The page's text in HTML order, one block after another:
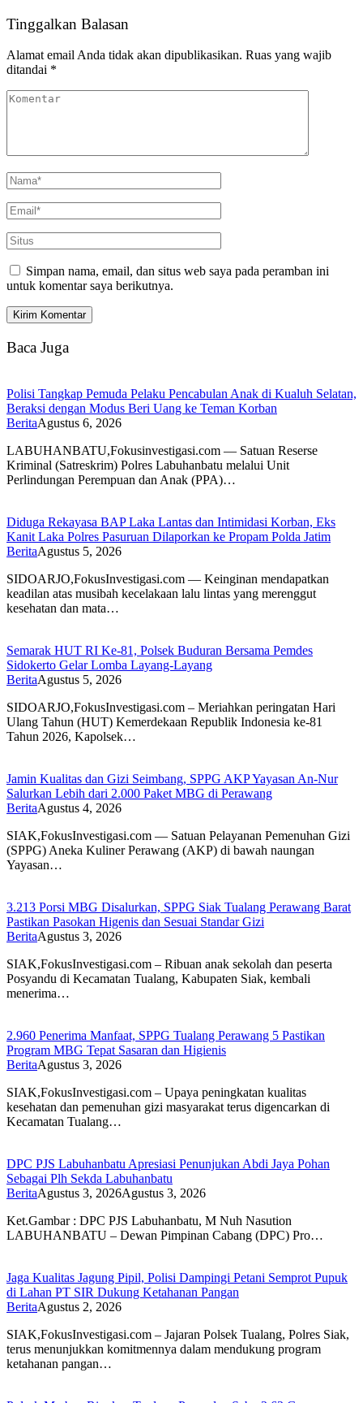
Tinggalkan Balasan
Alamat email Anda tidak akan dipublikasikan. Ruas yang wajib
ditandai *
Simpan nama, email, dan situs web saya pada peramban ini
untuk komentar saya berikutnya.
Baca Juga
Polisi Tangkap Pemuda Pelaku Pencabulan Anak di Kualuh Selatan,
Beraksi dengan Modus Beri Uang ke Teman Korban
BeritaAgustus 6, 2026
LABUHANBATU,Fokusinvestigasi.com — Satuan Reserse
Kriminal (Satreskrim) Polres Labuhanbatu melalui Unit
Perlindungan Perempuan dan Anak (PPA)…
Diduga Rekayasa BAP Laka Lantas dan Intimidasi Korban, Eks
Kanit Laka Polres Pasuruan Dilaporkan ke Propam Polda Jatim
BeritaAgustus 5, 2026
SIDOARJO,FokusInvestigasi.com — Keinginan mendapatkan
keadilan atas musibah kecelakaan lalu lintas yang merenggut
kesehatan dan mata…
Semarak HUT RI Ke-81, Polsek Buduran Bersama Pemdes
Sidokerto Gelar Lomba Layang-Layang
BeritaAgustus 5, 2026
SIDOARJO,FokusInvestigasi.com – Meriahkan peringatan Hari
Ulang Tahun (HUT) Kemerdekaan Republik Indonesia ke-81
Tahun 2026, Kapolsek…
Jamin Kualitas dan Gizi Seimbang, SPPG AKP Yayasan An-Nur
Salurkan Lebih dari 2.000 Paket MBG di Perawang
BeritaAgustus 4, 2026
SIAK,FokusInvestigasi.com — Satuan Pelayanan Pemenuhan Gizi
(SPPG) Aneka Kuliner Perawang (AKP) di bawah naungan
Yayasan…
3.213 Porsi MBG Disalurkan, SPPG Siak Tualang Perawang Barat
Pastikan Pasokan Higenis dan Sesuai Standar Gizi
BeritaAgustus 3, 2026
SIAK,FokusInvestigasi.com – Ribuan anak sekolah dan peserta
Posyandu di Kecamatan Tualang, Kabupaten Siak, kembali
menerima…
2.960 Penerima Manfaat, SPPG Tualang Perawang 5 Pastikan
Program MBG Tepat Sasaran dan Higienis
BeritaAgustus 3, 2026
SIAK,FokusInvestigasi.com – Upaya peningkatan kualitas
kesehatan dan pemenuhan gizi masyarakat terus digencarkan di
Kecamatan Tualang…
DPC PJS Labuhanbatu Apresiasi Penunjukan Abdi Jaya Pohan
Sebagai Plh Sekda Labuhanbatu
BeritaAgustus 3, 2026Agustus 3, 2026
Ket.Gambar : DPC PJS Labuhanbatu, M Nuh Nasution
LABUHANBATU – Dewan Pimpinan Cabang (DPC) Pro…
Jaga Kualitas Jagung Pipil, Polisi Dampingi Petani Semprot Pupuk
di Lahan PT SIR Dukung Ketahanan Pangan
BeritaAgustus 2, 2026
SIAK,FokusInvestigasi.com – Jajaran Polsek Tualang, Polres Siak,
terus menunjukkan komitmennya dalam mendukung program
ketahanan pangan…